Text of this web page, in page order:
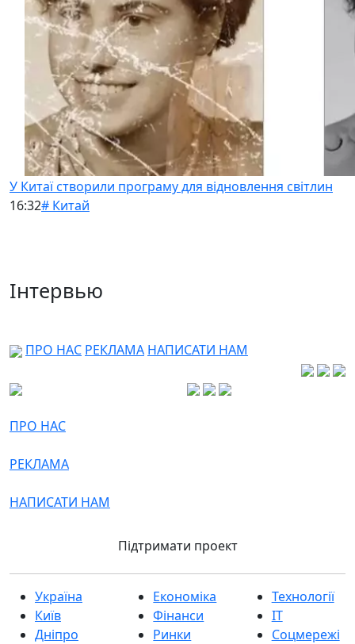
У Китаї створили програму для відновлення світлин
16:32# Китай
Інтервью
ПРО НАС РЕКЛАМА НАПИСАТИ НАМ
ПРО НАС
РЕКЛАМА
НАПИСАТИ НАМ
Підтримати проект
Україна
Київ
Дніпро
Економіка
Фінанси
Ринки
Технології
IT
Соцмережі